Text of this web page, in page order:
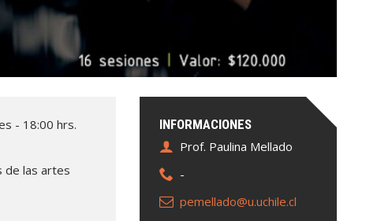
INFORMACIONES
Prof. Paulina Mellado
-
pemellado@u.uchile.cl
- 18:00 hrs.
de las artes